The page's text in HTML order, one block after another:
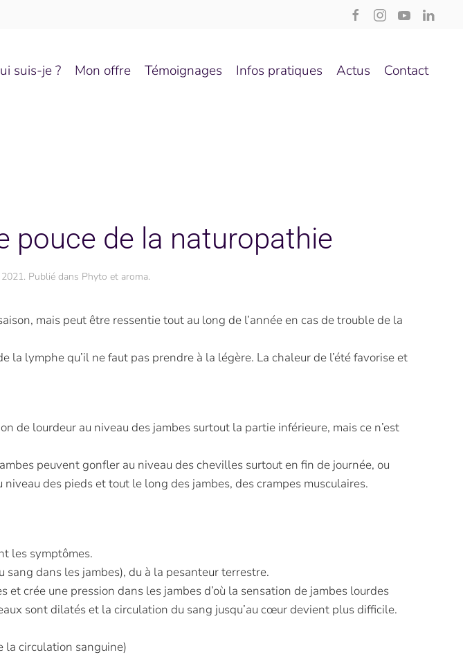
suis-je ? Mon offre Témoignages Infos pratiques Actus Contact
pouce de la naturopathie
. Publié dans Phyto et aroma.
mais peut être ressentie tout au long de l’année en cas de trouble de la
lymphe qu’il ne faut pas prendre à la légère. La chaleur de l’été favorise et
de lourdeur au niveau des jambes surtout la partie inférieure, mais ce n’est
peuvent gonfler au niveau des chevilles surtout en fin de journée, ou
des pieds et tout le long des jambes, des crampes musculaires.
les symptômes.
sang dans les jambes), du à la pesanteur terrestre.
crée une pression dans les jambes d’où la sensation de jambes lourdes
sont dilatés et la circulation du sang jusqu’au cœur devient plus difficile.
la circulation sanguine)